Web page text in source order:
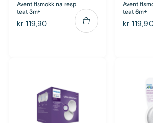
Avent flsmokk na resp
teat 3m+
kr 119,90
Avent
teat 6m+
kr 119,90